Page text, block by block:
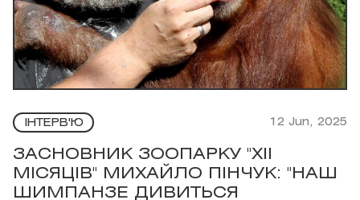
ІНТЕРВ'Ю 12 Jun, 2025
ЗАСНОВНИК ЗООПАРКУ "ХІІ
МІСЯЦІВ" МИХАЙЛО ПІНЧУК: "НАШ
ШИМПАНЗЕ ДИВИТЬСЯ